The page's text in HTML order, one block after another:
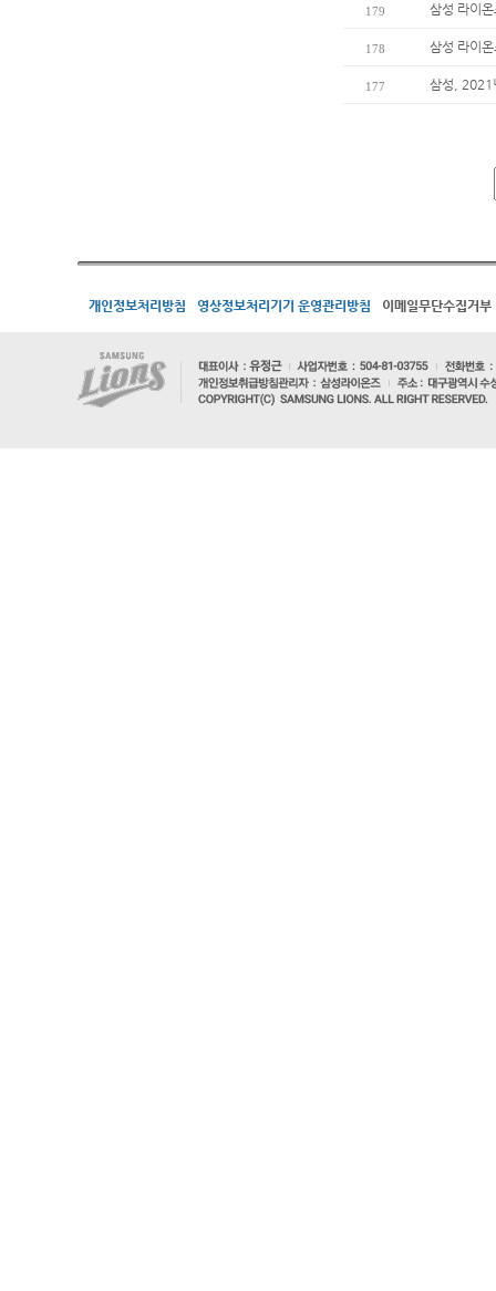
179 삼성 라이
178 삼성 라이
177 삼성, 2021
개인정보처리방침 영상정보처리기기 운영관리방침 이메일무단수집거부